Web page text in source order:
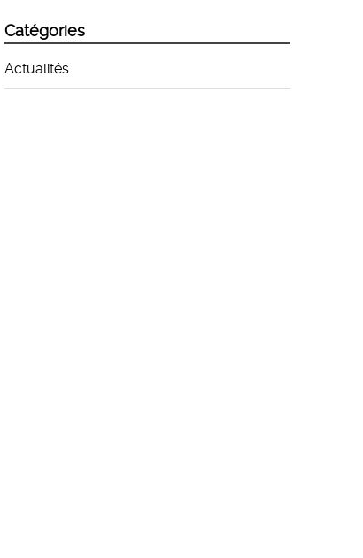
Catégories
Actualités